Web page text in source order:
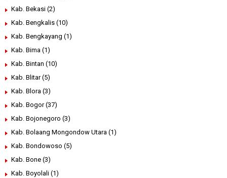
Kab. Bekasi (2)
Kab. Bengkalis (10)
Kab. Bengkayang (1)
Kab. Bima (1)
Kab. Bintan (10)
Kab. Blitar (5)
Kab. Blora (3)
Kab. Bogor (37)
Kab. Bojonegoro (3)
Kab. Bolaang Mongondow Utara (1)
Kab. Bondowoso (5)
Kab. Bone (3)
Kab. Boyolali (1)